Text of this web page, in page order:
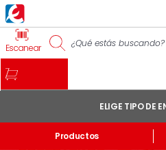
Pedidos online
Mis productos comprados
Escanear
Productos
ELIGE TIPO DE